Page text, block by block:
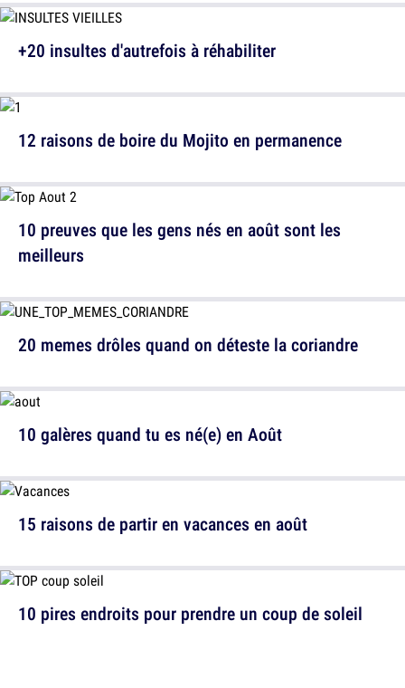
+20 insultes d'autrefois à réhabiliter
10 preuves que les gens nés en août sont les
meilleurs
10 galères quand tu es né(e) en Août
10 pires endroits pour prendre un coup de soleil
12 raisons de boire du Mojito en permanence
20 memes drôles quand on déteste la coriandre
15 raisons de partir en vacances en août